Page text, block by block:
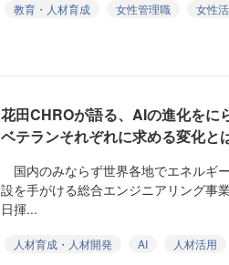
教育・人材育成 女性管理職 女性
花田CHROが語る、AIの進化を
ベテランそれぞれに求める変化と
国内のみならず世界各地でエネルギ
設を手がける総合エンジニアリング事
日揮...
人材育成・人材開発 AI
人材活用